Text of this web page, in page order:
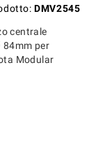
DMV2545
centrale
per
Modular